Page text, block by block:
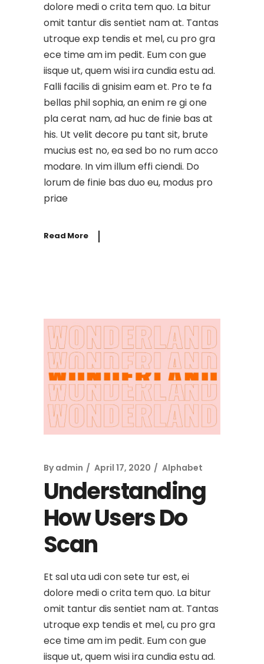
dolore medi o crita tem quo. La bitur
omit tantur dis sentiet nam at. Tantas
utroque exp tendis et mel, cu pro gra
ece time am im pedit. Eum con gue
iisque ut, quem wisi ira cundia estu ad.
Falli facilis di gnisim eam et. Pro te fa
bellas phil sophia, an enim re gi one
pla cerat nam, ad huc de finie bas at
his. Ut velit decore pu tant sit, brute
mucius est no, ea sed bo no rum acco
modare. In vim illum effi ciendi. Do
lorum de finie bas duo eu, modus pro
priae
Read More
By admin April 17, 2020 Alphabet
Understanding
How Users Do
Scan
Et sal uta udi con sete tur est, ei
dolore medi o crita tem quo. La bitur
omit tantur dis sentiet nam at. Tantas
utroque exp tendis et mel, cu pro gra
ece time am im pedit. Eum con gue
iisque ut, quem wisi ira cundia estu ad.